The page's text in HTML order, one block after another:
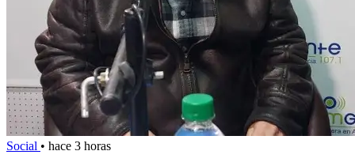
Social • hace 3 horas